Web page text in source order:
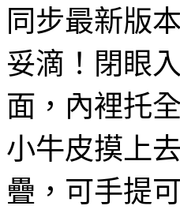
同步最新版
妥滴！閉眼
面，內裡托
小牛皮摸上
疊，可手提